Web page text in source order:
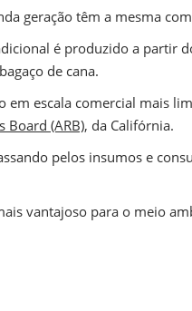
geração têm a mesma
é produzido a partir
de cana.
escala comercial mais
Board (ARB), da Califórnia.
pelos insumos e
vantajoso para o meio